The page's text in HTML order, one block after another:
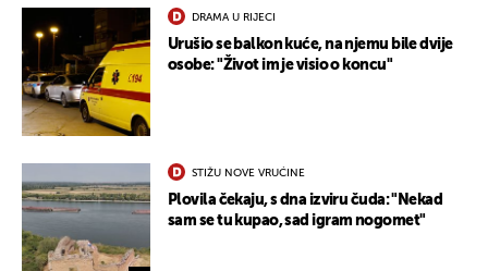
DRAMA U RIJECI
Urušio se balkon kuće, na njemu bile dvije
osobe: "Život im je visio o koncu"
STIŽU NOVE VRUĆINE
Plovila čekaju, s dna izviru čuda: "Nekad
sam se tu kupao, sad igram nogomet"
UKLJUČITE NOTIFIKACIJE